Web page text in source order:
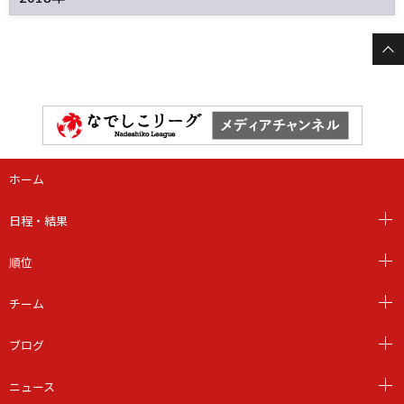
ホーム
日程・結果
順位
チーム
ブログ
ニュース